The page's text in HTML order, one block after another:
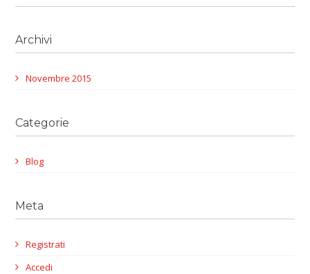
Archivi
Novembre 2015
Categorie
Blog
Meta
Registrati
Accedi